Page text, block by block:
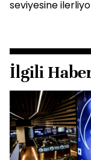
seviyesine
İlgili